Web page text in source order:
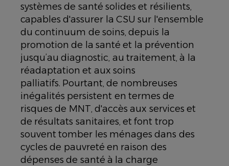
systèmes de santé solides et résilients,
capables d'assurer la CSU sur l'ensemble
du continuum de soins, depuis la
promotion de la santé et la prévention
jusqu’au diagnostic, au traitement, à la
réadaptation et aux soins
palliatifs. Pourtant, de nombreuses
inégalités persistent en termes de
risques de MNT, d'accès aux services et
de résultats sanitaires, et font trop
souvent tomber les ménages dans des
cycles de pauvreté en raison des
dépenses de santé à la charge